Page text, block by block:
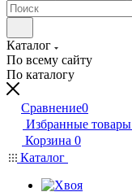
Каталог
По всему сайту
По каталогу
Сравнение0
Избранные товары
Корзина 0
Каталог